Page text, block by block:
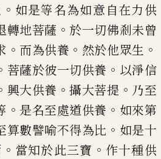
。 如是等名為如意自在力供
轉地菩薩 。 於一切佛剎未曾
。 而為供養 。 然於他眾生 。
菩薩於彼一切供養 。 以淨信
興大供養 。攝大菩提 。 乃至
。 是名至處道供養 。 如來第
算數譬喻不得為比 。 如是十
。 當知於此三寶 。 作十種供